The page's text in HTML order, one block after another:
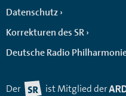
Datenschutz
Korrekturen des SR
Deutsche Radio
Der ist Mitglied der